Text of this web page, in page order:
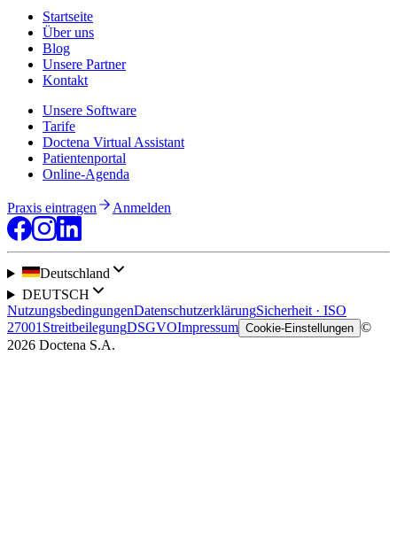
Startseite
Über uns
Blog
Unsere Partner
Kontakt
Unsere Software
Tarife
Doctena Virtual Assistant
Patientenportal
Online-Agenda
Praxis eintragen Anmelden
Deutschland
DEUTSCH
NutzungsbedingungenDatenschutzerklärungSicherheit · ISO
27001 StreitbeilegungDSGVOImpressum Cookie-Einstellungen ©
2026 Doctena S.A.